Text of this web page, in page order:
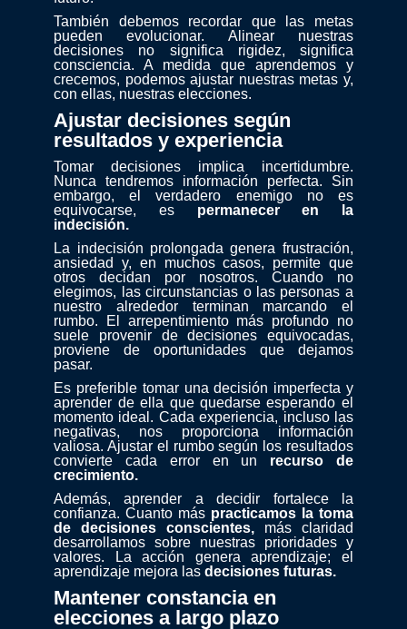
También debemos recordar que las metas
pueden evolucionar. Alinear nuestras
decisiones no significa rigidez, significa
consciencia. A medida que aprendemos y
crecemos, podemos ajustar nuestras metas y,
con ellas, nuestras elecciones.
Ajustar decisiones según
resultados y experiencia
Tomar decisiones implica incertidumbre.
Nunca tendremos información perfecta. Sin
embargo, el verdadero enemigo no es
equivocarse, es permanecer en la
indecisión.
La indecisión prolongada genera frustración,
ansiedad y, en muchos casos, permite que
otros decidan por nosotros. Cuando no
elegimos, las circunstancias o las personas a
nuestro alrededor terminan marcando el
rumbo. El arrepentimiento más profundo no
suele provenir de decisiones equivocadas,
proviene de oportunidades que dejamos
pasar.
Es preferible tomar una decisión imperfecta y
aprender de ella que quedarse esperando el
momento ideal. Cada experiencia, incluso las
negativas, nos proporciona información
valiosa. Ajustar el rumbo según los resultados
convierte cada error en un recurso de
crecimiento.
Además, aprender a decidir fortalece la
confianza. Cuanto más practicamos la toma
de decisiones conscientes, más claridad
desarrollamos sobre nuestras prioridades y
valores. La acción genera aprendizaje; el
aprendizaje mejora lasdecisiones futuras.
Mantener constancia en
elecciones a largo plazo